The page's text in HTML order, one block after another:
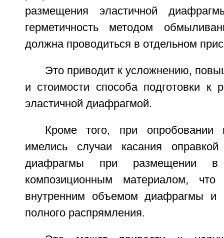
размещения эластичной
герметичность методом
должна проводиться в отдельном
Это приводит к усложнению,
и стоимости способа подготовки к
эластичной диафрагмой.
Кроме того, при опробовании
имелись случаи касания оправкой
диафрагмы при размещении
композиционным материалом,
внутренним объемом диафрагмы и
полного распрямления.